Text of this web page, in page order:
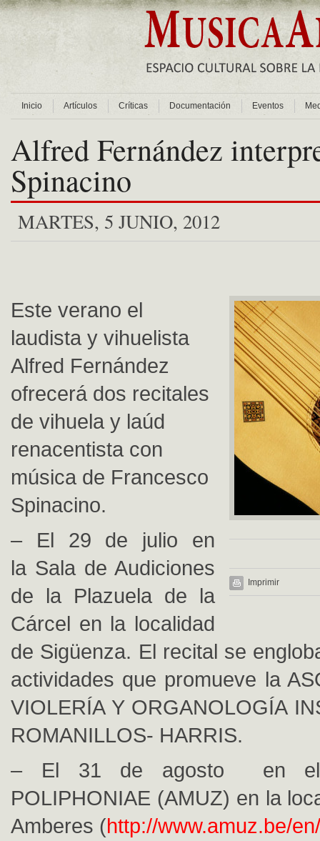
Inicio Artículos Críticas Documentación Eventos
Alfred Fernández
Spinacino
MARTES, 5 JUNIO, 2012
Imprimir
Este verano el
laudista y vihuelista
Alfred Fernández
ofrecerá dos recitales
de vihuela y laúd
renacentista con
música de Francesco
Spinacino.
– El 29 de julio en
la Sala de Audiciones
de la Plazuela de la
Cárcel en la localidad
de Sigüenza. El recital se
actividades que promueve la
VIOLERÍA Y ORGANOLOGÍA
ROMANILLOS- HARRIS.
– El 31 de agosto en el
POLIPHONIAE (AMUZ) en la
Amberes (http://www.amuz.be/